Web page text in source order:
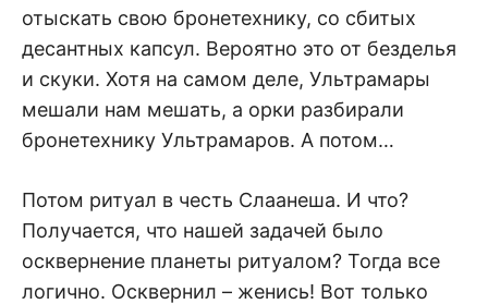
отыскать свою бронетехнику, со сбитых
десантных капсул. Вероятно это от безделья
и скуки. Хотя на самом деле, Ультрамары
мешали нам мешать, а орки разбирали
бронетехнику Ультрамаров. А потом…
Потом ритуал в честь Слаанеша. И что?
Получается, что нашей задачей было
осквернение планеты ритуалом? Тогда все
логично. Осквернил – женись! Вот только